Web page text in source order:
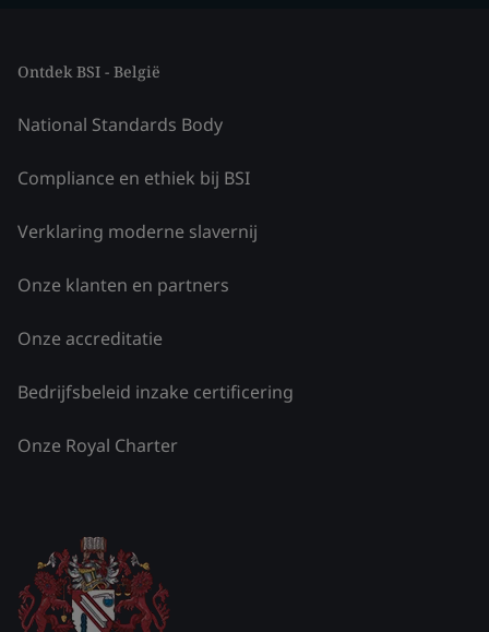
Ontdek BSI - België
National Standards Body
Compliance en ethiek bij BSI
Verklaring moderne slavernij
Onze klanten en partners
Onze accreditatie
Bedrijfsbeleid inzake certificering
Onze Royal Charter